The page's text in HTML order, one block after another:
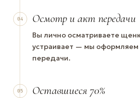
04 Осмотр и акт передачи
Вы лично осматриваете
устраивает — мы оформляем
передачи.
05 Оставшиеся 70%